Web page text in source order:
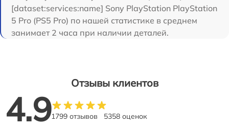
[dataset:services:name] Sony PlayStation PlayStation
5 Pro (PS5 Pro) по нашей статистике в среднем
занимает 2 часа при наличии деталей.
Отзывы клиентов
4.91799 отзывов 5358 оценок